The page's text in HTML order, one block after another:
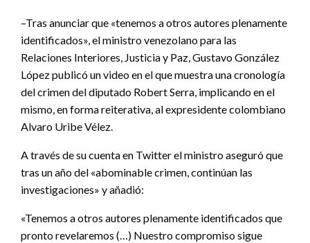
–Tras anunciar que «tenemos a otros autores plenamente
identificados», el ministro venezolano para las
Relaciones Interiores, Justicia y Paz, Gustavo González
López publicó un video en el que muestra una cronología
del crimen del diputado Robert Serra, implicando en el
mismo, en forma reiterativa, al expresidente colombiano
Alvaro Uribe Vélez.
A través de su cuenta en Twitter el ministro aseguró que
tras un año del «abominable crimen, continúan las
investigaciones» y añadió:
«Tenemos a otros autores plenamente identificados que
pronto revelaremos (…) Nuestro compromiso sigue